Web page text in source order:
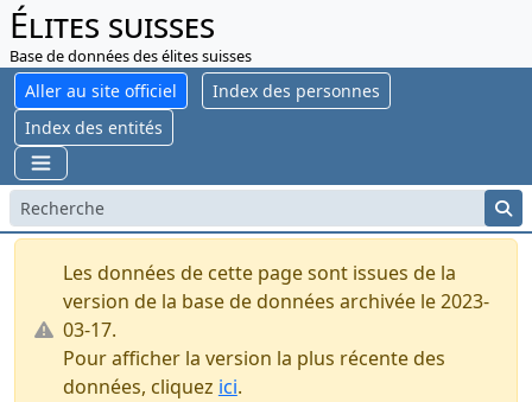
Élites suisses
Base de données des élites suisses
Aller au site officiel
Index des personnes
Index des entités
Les données de cette page sont issues de la
version de la base de données archivée le 2023-
03-17.
Pour afficher la version la plus récente des
données, cliquez ici.